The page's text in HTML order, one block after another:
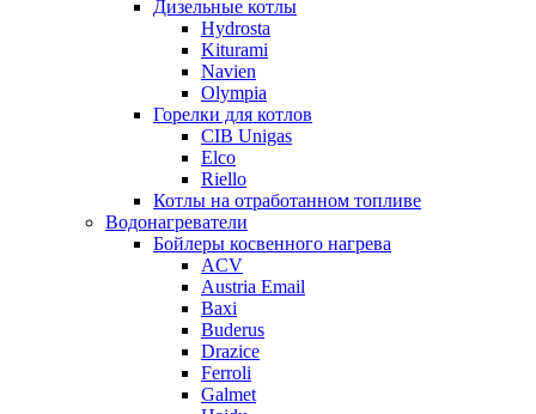
Дизельные котлы
Hydrosta
Kiturami
Navien
Olympia
Горелки для котлов
CIB Unigas
Elco
Riello
Котлы на отработанном топливе
Водонагреватели
Бойлеры косвенного нагрева
ACV
Austria Email
Baxi
Buderus
Drazice
Ferroli
Galmet